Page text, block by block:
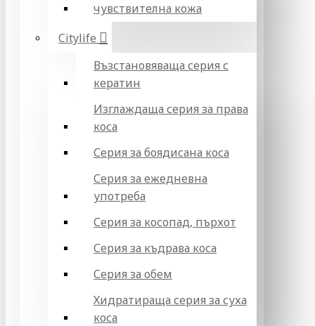
чувствителна кожа
Citylife
Възстановяваща серия с
кератин
Изглаждаща серия за права
коса
Серия за боядисана коса
Серия за ежедневна
употреба
Серия за косопад, пърхот
Серия за къдрава коса
Серия за обем
Хидратираща серия за суха
коса